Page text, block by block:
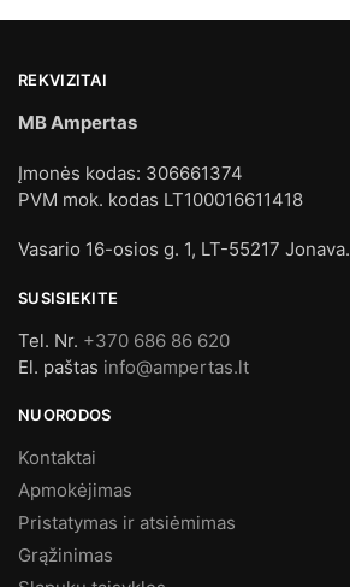
REKVIZITAI
MB Ampertas
Įmonės kodas: 306661374
PVM mok. kodas LT100016611418
Vasario 16-osios g. 1, LT-55217 Jonava.
SUSISIEKITE
Tel. Nr. +370 686 86 620
El. paštas info@ampertas.lt
NUORODOS
Kontaktai
Apmokėjimas
Pristatymas ir atsiėmimas
Grąžinimas